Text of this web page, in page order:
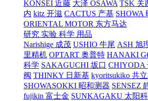
KONSEI 近藤 大泽 OSAWA TSK 关
内 kitz 开滋 CACTUS 产基 SHOWA
ORIENTAL MOTOR 东方马达
研究 实验 科学 用品
Narishige 成茂 USHIO 牛尾 ASH 旭
里精机 OPTART 奥普特 HANAKI
科学 SAKAGUCHI 坂口 CHIYODA
阀 THINKY 日新基 kyoritsukiko 共
SHOWASOKKI 昭和测器 SENSEZ
fujikin 富士金 SUNKAGAKU 太阳